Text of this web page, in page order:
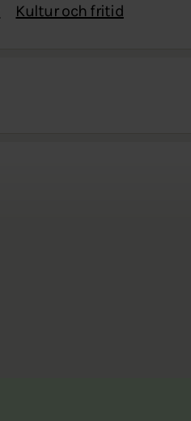
Kultur och fritid